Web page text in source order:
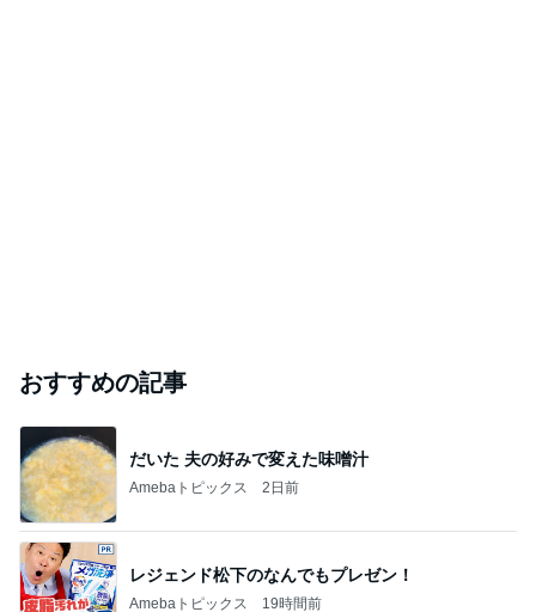
おすすめの記事
だいた 夫の好みで変えた味噌汁
Amebaトピックス 2日前
レジェンド松下のなんでもプレゼン！
Amebaトピックス 19時間前